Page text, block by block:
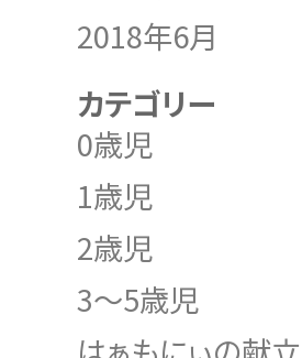
2018年6月
カテゴリー
0歳児
1歳児
2歳児
3～5歳児